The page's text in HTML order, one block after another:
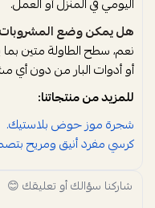
هل يمكن وضع المشروبات
نعم، سطح الطاولة متين
أو أدوات البار من دون أي
للمزيد من منتجاتنا:
شجرة موز حوض بلاستيك.
كرسي مفرد أنيق ومريح